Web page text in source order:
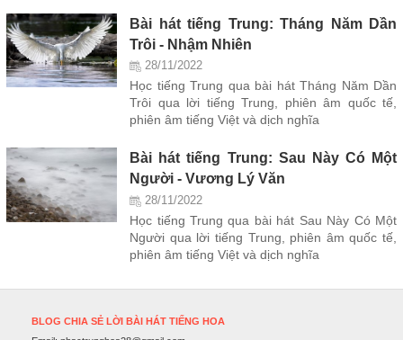
Bài hát tiếng Trung: Tháng Năm Dần
Trôi - Nhậm Nhiên
28/11/2022
Học tiếng Trung qua bài hát Tháng Năm Dần
Trôi qua lời tiếng Trung, phiên âm quốc tế,
phiên âm tiếng Việt và dịch nghĩa
Bài hát tiếng Trung: Sau Này Có Một
Người - Vương Lý Văn
28/11/2022
Học tiếng Trung qua bài hát Sau Này Có Một
Người qua lời tiếng Trung, phiên âm quốc tế,
phiên âm tiếng Việt và dịch nghĩa
BLOG CHIA SẺ LỜI BÀI HÁT TIẾNG HOA